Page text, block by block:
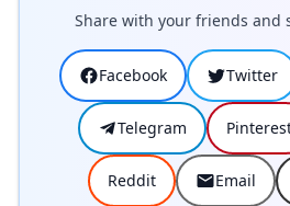
Share with your friends and
Facebook Twitter
Telegram
Reddit Email